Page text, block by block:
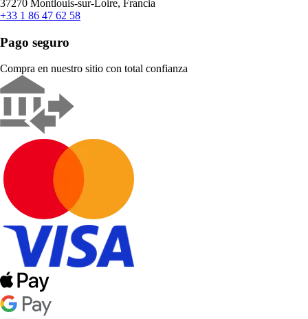
37270 Montlouis-sur-Loire, Francia
+33 1 86 47 62 58
Pago seguro
Compra en nuestro sitio con total confianza